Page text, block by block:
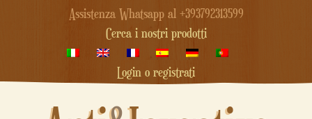
Assistenza Whatsapp al +393792313599
Cerca i nostri prodotti
Login o registrati